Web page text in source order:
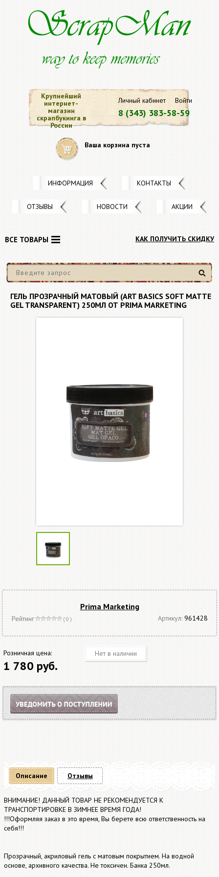
Личный кабинет Войти
8 (343) 383-58-59
Крупнейший
интернет-
магазин
скрапбукинга в
России
Ваша корзина пуста
ИНФОРМАЦИЯ КОНТАКТЫ
ОТЗЫВЫ НОВОСТИ АКЦИИ
КАК ПОЛУЧИТЬ СКИДКУ
Найти
ВСЕ ТОВАРЫ
ГЕЛЬ ПРОЗРАЧНЫЙ МАТОВЫЙ (ART BASICS SOFT MATTE
GEL TRANSPARENT) 250МЛ ОТ PRIMA MARKETING
Prima Marketing
Рейтинг ( 0 ) Артикул: 961428
Розничная цена:
1 780 руб.
Нет в наличии
Описание
ВНИМАНИЕ! ДАННЫЙ ТОВАР НЕ РЕКОМЕНДУЕТСЯ К
ТРАНСПОРТИРОВКЕ В ЗИМНЕЕ ВРЕМЯ ГОДА!
!!!Оформляя заказ в это время, Вы берете всю ответственность на
себя!!!
Прозрачный, акриловый гель с матовым покрытием. На водной
основе, архивного качества. Не токсичен. Банка 250мл.
Отзывы